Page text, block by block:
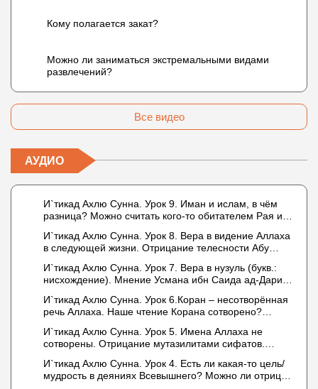
Кому полагается закат?
Можно ли заниматься экстремальными видами
развлечений?
Все видео
АУДИО
И`тикад Ахлю Сунна. Урок 9. Иман и ислам, в чём
разница? Можно считать кого-то обитателем Рая или
И`тикад Ахлю Сунна. Урок 8. Вера в видение Аллаха
в следующей жизни. Отрицание телесности Абу
Усмана ибн Саида ад-Дарими. Иман – это слова,
дела и познание
И`тикад Ахлю Сунна. Урок 7. Вера в нузуль (букв.:
нисхождение). Мнение Усмана ибн Саида ад-Дарими
описывается физическим движением?
И`тикад Ахлю Сунна. Урок 6.Коран – несотворённая
речь Аллаха. Наше чтение Корана сотворено?
И`тикад Ахлю Сунна. Урок 5. Имена Аллаха не
сотворены. Отрицание мутазилитами сифатов.
И`тикад Ахлю Сунна. Урок 4. Есть ли какая-то цель/
мудрость в деяниях Всевышнего? Можно ли отрицать